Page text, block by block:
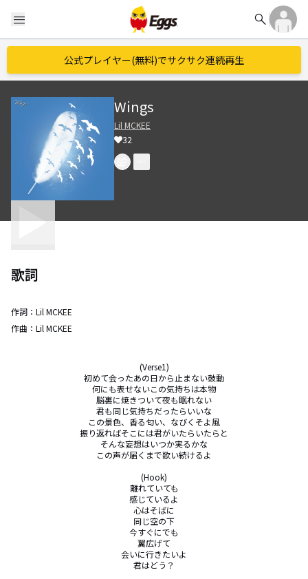
menu search
公式プレイヤー(無料)でサクサク連続再生
Wings
Lil MCKEE
32
歌詞
作詞： Lil MCKEE
作曲： Lil MCKEE
(Verse1)
初めて会ったあの日から止まない鼓動
何にも表せないこの気持ちは本物
脳裏に焼きついて夜も眠れない
君も同じ気持ちだったらいいな
この景色、香る匂い、なびくそよ風
振り返ればそこには君がいたらいたらと
そんな妄想はいつか実るかな
この声が届くまで歌い続けるよ
(Hook)
離れていても
感じているよ
心はそばに
同じ空の下
今すぐにでも
翼広げて
会いに行きたいよ
君はどう？